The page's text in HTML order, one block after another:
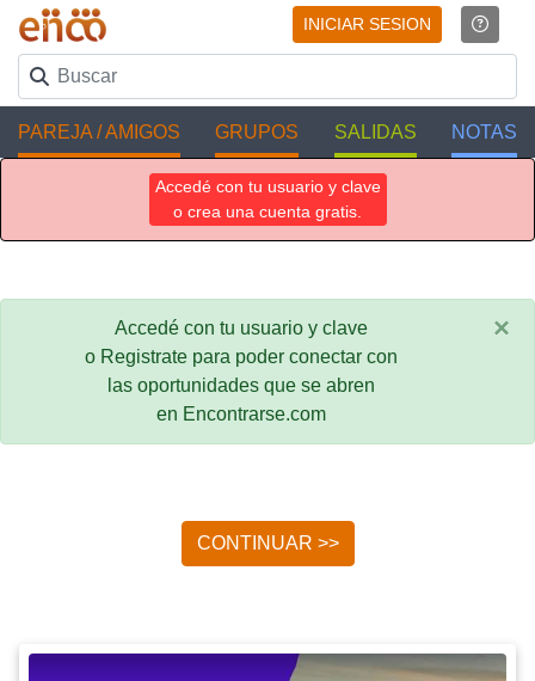
INICIAR SESION
PAREJA / AMIGOS GRUPOS SALIDAS NOTAS
Accedé con tu usuario y clave
o crea una cuenta gratis.
Accedé con tu usuario y clave
o Registrate para poder conectar con
las oportunidades que se abren
en Encontrarse.com
×
CONTINUAR >>